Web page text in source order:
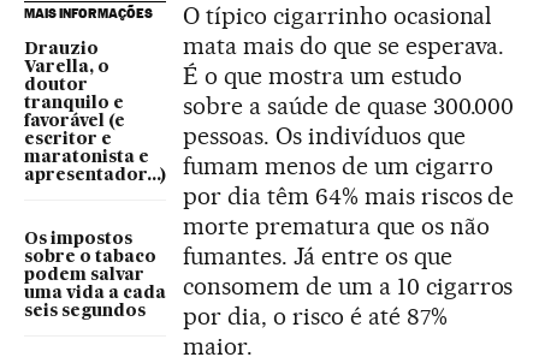
MAIS INFORMAÇÕES
Drauzio
Varella, o
doutor
tranquilo e
favorável (e
escritor e
maratonista e
apresentador...)
Os impostos
sobre o tabaco
podem salvar
uma vida a cada
seis segundos
O típico cigarrinho ocasional
mata mais do que se esperava.
É o que mostra um estudo
sobre a saúde de quase 300.000
pessoas. Os indivíduos que
fumam menos de um cigarro
por dia têm 64% mais riscos de
morte prematura que os não
fumantes. Já entre os que
consomem de um a 10 cigarros
por dia, o risco é até 87%
maior.